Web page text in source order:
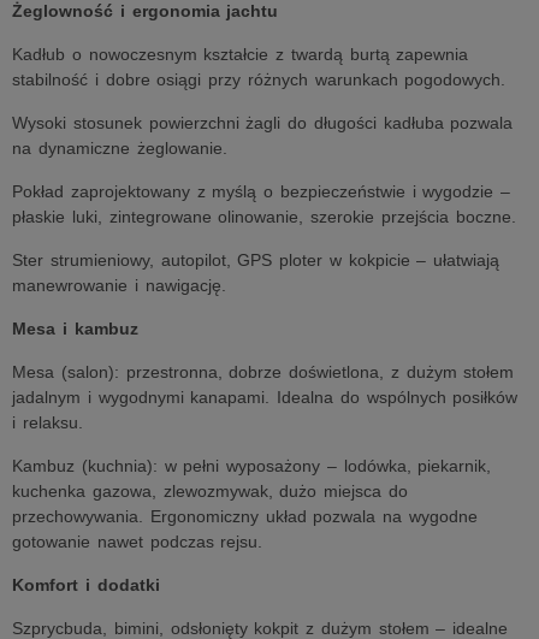
Żeglowność i ergonomia jachtu
Kadłub o nowoczesnym kształcie z twardą burtą zapewnia
stabilność i dobre osiągi przy różnych warunkach pogodowych.
Wysoki stosunek powierzchni żagli do długości kadłuba pozwala
na dynamiczne żeglowanie.
Pokład zaprojektowany z myślą o bezpieczeństwie i wygodzie –
płaskie luki, zintegrowane olinowanie, szerokie przejścia boczne.
Ster strumieniowy, autopilot, GPS ploter w kokpicie – ułatwiają
manewrowanie i nawigację.
Mesa i kambuz
Mesa (salon): przestronna, dobrze doświetlona, z dużym stołem
jadalnym i wygodnymi kanapami. Idealna do wspólnych posiłków
i relaksu.
Kambuz (kuchnia): w pełni wyposażony – lodówka, piekarnik,
kuchenka gazowa, zlewozmywak, dużo miejsca do
przechowywania. Ergonomiczny układ pozwala na wygodne
gotowanie nawet podczas rejsu.
Komfort i dodatki
Szprycbuda, bimini, odsłonięty kokpit z dużym stołem – idealne